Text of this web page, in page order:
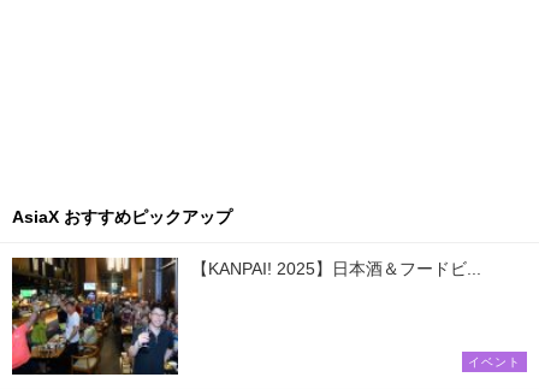
AsiaX おすすめピックアップ
【KANPAI! 2025】日本酒＆フードビ...
イベント